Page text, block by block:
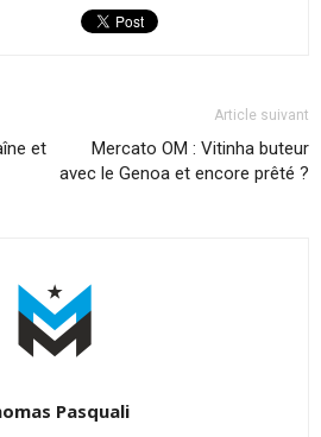
et
Article suivant
Mercato OM : Vitinha buteur
avec le Genoa et encore prêté ?
Pasquali